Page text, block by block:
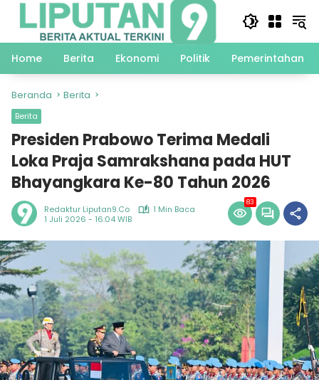
Langsung
Home
Berita Ekonomi Politik Pemerintahan
Beranda Berita
Berita
Presiden Prabowo Terima Medali
Loka Praja Samrakshana pada HUT
Bhayangkara Ke-80 Tahun 2026
Redaktur Liputan9.co
1 Min Baca
1 Juli 2026 - 16:04 WIB
83